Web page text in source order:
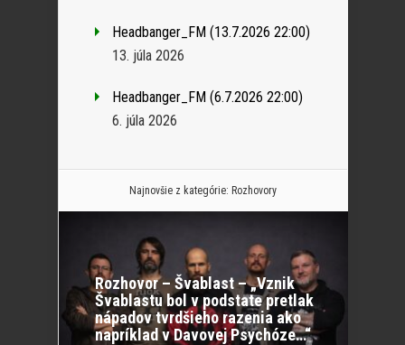
Headbanger_FM (13.7.2026 22:00)
13. júla 2026
Headbanger_FM (6.7.2026 22:00)
6. júla 2026
Najnovšie z kategórie: Rozhovory
Rozhovor – Švablast – „Vznik
Švablastu bol v podstate pretlak
nápadov tvrdšieho razenia ako
napríklad v Davovej Psychóze…“